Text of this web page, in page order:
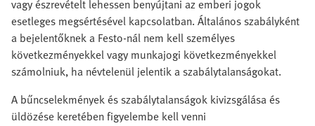
vagy észrevételt lehessen benyújtani az emberi jogok
esetleges megsértésével kapcsolatban. Általános szabályként
a bejelentőknek a Festo-nál nem kell személyes
következményekkel vagy munkajogi következményekkel
számolniuk, ha névtelenül jelentik a szabálytalanságokat.
A bűncselekmények és szabálytalanságok kivizsgálása és
üldözése keretében figyelembe kell venni